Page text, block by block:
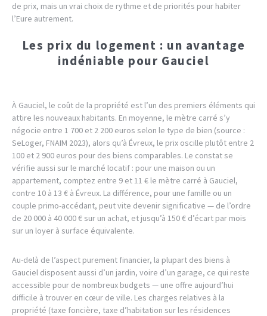
de prix, mais un vrai choix de rythme et de priorités pour habiter
l’Eure autrement.
Les prix du logement : un avantage
indéniable pour Gauciel
À Gauciel, le coût de la propriété est l’un des premiers éléments qui
attire les nouveaux habitants. En moyenne, le mètre carré s’y
négocie entre 1 700 et 2 200 euros selon le type de bien (source :
SeLoger, FNAIM 2023), alors qu’à Évreux, le prix oscille plutôt entre 2
100 et 2 900 euros pour des biens comparables. Le constat se
vérifie aussi sur le marché locatif : pour une maison ou un
appartement, comptez entre 9 et 11 € le mètre carré à Gauciel,
contre 10 à 13 € à Évreux. La différence, pour une famille ou un
couple primo-accédant, peut vite devenir significative — de l’ordre
de 20 000 à 40 000 € sur un achat, et jusqu’à 150 € d’écart par mois
sur un loyer à surface équivalente.
Au-delà de l’aspect purement financier, la plupart des biens à
Gauciel disposent aussi d’un jardin, voire d’un garage, ce qui reste
accessible pour de nombreux budgets — une offre aujourd’hui
difficile à trouver en cœur de ville. Les charges relatives à la
propriété (taxe foncière, taxe d’habitation sur les résidences